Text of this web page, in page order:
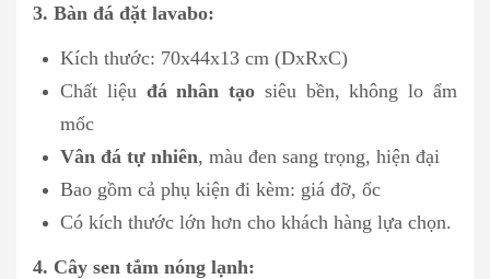
3. Bàn đá đặt lavabo:
Kích thước: 70x44x13 cm (DxRxC)
Chất liệu đá nhân tạo siêu bền, không lo ẩm
mốc
Vân đá tự nhiên, màu đen sang trọng, hiện đại
Bao gồm cả phụ kiện đi kèm: giá đỡ, ốc
Có kích thước lớn hơn cho khách hàng lựa chọn.
4. Cây sen tắm nóng lạnh: